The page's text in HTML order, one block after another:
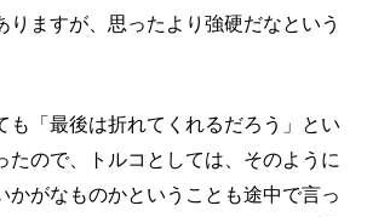
りますが、思ったより強硬だなという
も「最後は折れてくれるだろう」とい
たので、トルコとしては、そのように
かがなものかということも途中で言っ